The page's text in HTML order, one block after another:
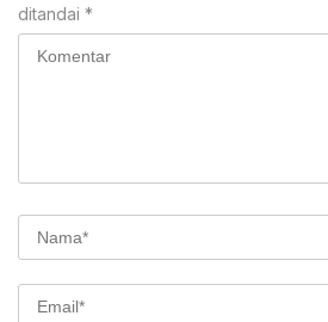
ditandai *